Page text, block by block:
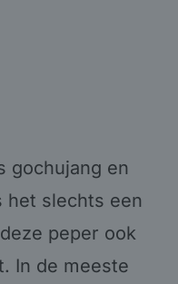
gochujang en
het slechts een
peper ook
In de meeste